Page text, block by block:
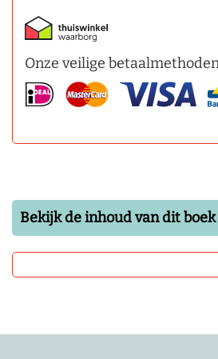
Onze veilige
Bekijk de inhoud van dit